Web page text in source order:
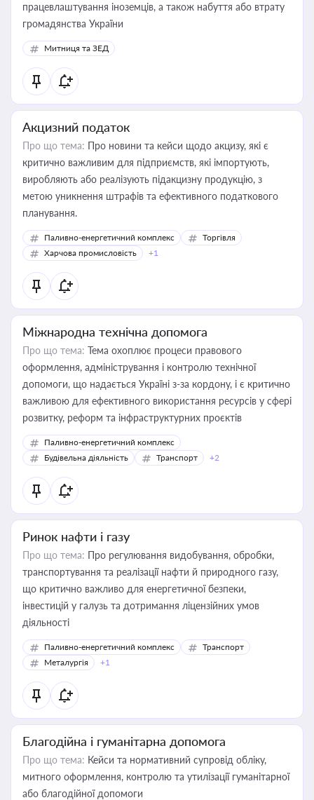
працевлаштування іноземців, а також набуття або втрату
громадянства України
Митниця та ЗЕД
Акцизний податок
Про що тема: Про новини та кейси щодо акцизу, які є
критично важливим для підприємств, які імпортують,
виробляють або реалізують підакцизну продукцію, з
метою уникнення штрафів та ефективного податкового
планування.
Паливно-енергетичний комплекс
Торгівля
Харчова промисловість
+1
Міжнародна технічна допомога
Про що тема: Тема охоплює процеси правового
оформлення, адміністрування і контролю технічної
допомоги, що надається Україні з-за кордону, і є критично
важливою для ефективного використання ресурсів у сфері
розвитку, реформ та інфраструктурних проєктів
Паливно-енергетичний комплекс
Будівельна діяльність
Транспорт +2
Ринок нафти і газу
Про що тема: Про регулювання видобування, обробки,
транспортування та реалізації нафти й природного газу,
що критично важливо для енергетичної безпеки,
інвестицій у галузь та дотримання ліцензійних умов
діяльності
Паливно-енергетичний комплекс
Транспорт
Металургія
+1
Благодійна і гуманітарна допомога
Про що тема: Кейси та нормативний супровід обліку,
митного оформлення, контролю та утилізації гуманітарної
або благодійної допомоги